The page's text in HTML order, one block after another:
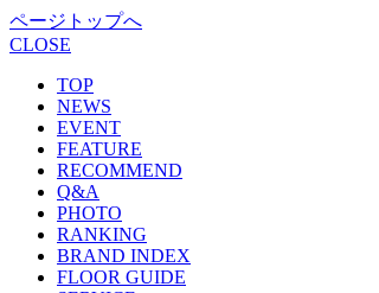
ページトップへ
CLOSE
TOP
NEWS
EVENT
FEATURE
RECOMMEND
Q&A
PHOTO
RANKING
BRAND INDEX
FLOOR GUIDE